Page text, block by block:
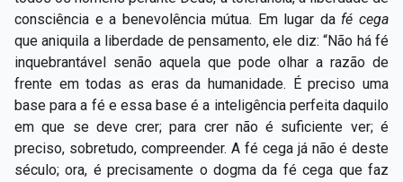
consciência e a benevolência mútua. Em lugar da fé cega
que aniquila a liberdade de pensamento, ele diz: “Não há fé
inquebrantável senão aquela que pode olhar a razão de
frente em todas as eras da humanidade. É preciso uma
base para a fé e essa base é a inteligência perfeita daquilo
em que se deve crer; para crer não é suficiente ver; é
preciso, sobretudo, compreender. A fé cega já não é deste
século; ora, é precisamente o dogma da fé cega que faz